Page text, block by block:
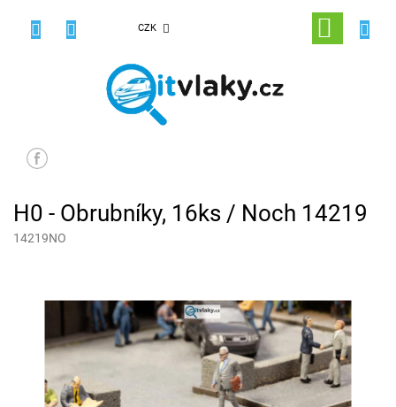
CZK
NÁKUPNÍ
KOŠÍK
H0 - Obrubníky, 16ks / Noch 14219
14219NO